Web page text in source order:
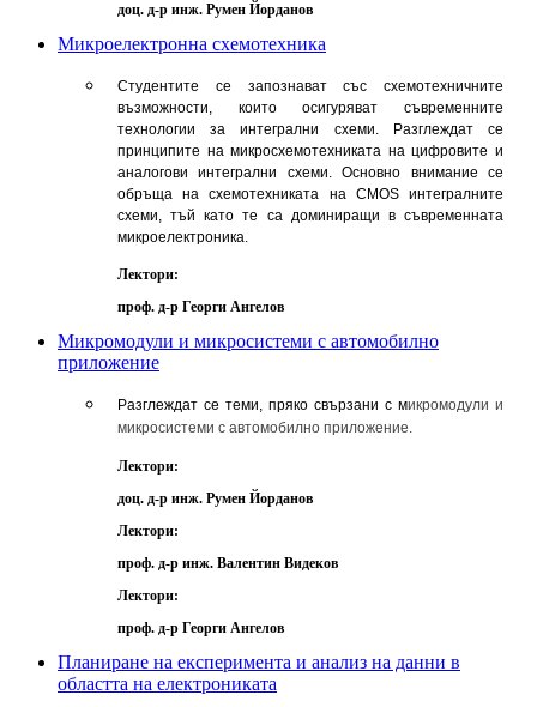
доц. д-р инж. Румен Йорданов
Микроелектронна схемотехника
Студентите се запознават със схемотехничните
възможности, които осигуряват съвременните
технологии за интегрални схеми. Разглеждат се
принципите на микросхемотехниката на цифровите и
аналогови интегрални схеми. Основно внимание се
обръща на схемотехниката на СМОS интегралните
схеми, тъй като те са доминиращи в съвременната
микроелектроника.
Лектори:
проф. д-р Георги Ангелов
Микромодули и микросистеми с автомобилно
приложение
Разглеждат се теми, пряко свързани с микромодули и
микросистеми с автомобилно приложение.
Лектори:
доц. д-р инж. Румен Йорданов
Лектори:
проф. д-р инж. Валентин Видеков
Лектори:
проф. д-р Георги Ангелов
Планиране на експеримента и анализ на данни в
областта на електрониката